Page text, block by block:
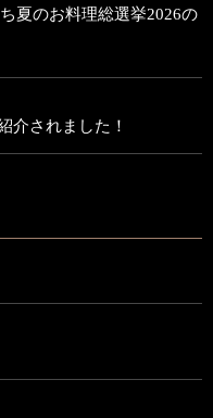
夏のお料理総選挙2026の
介されました！